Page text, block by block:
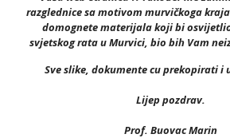
razglednice sa motivom murvičkoga
domognete materijala koji bi
svjetskog rata u Murvici, bio bih Vam
Sve slike, dokumente cu prekopirati i
Lijep pozdrav.
Prof. Buovac Marin